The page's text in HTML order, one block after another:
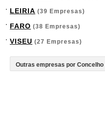
LEIRIA (39 Empresas)
FARO (38 Empresas)
VISEU (27 Empresas)